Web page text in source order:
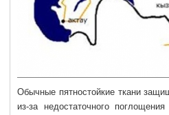
Обычные пятностойкие ткани
из-за недостаточного